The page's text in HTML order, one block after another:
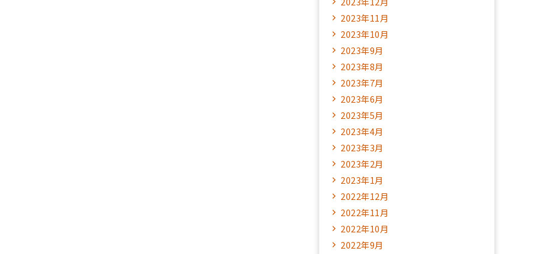
2023年11月
2023年10月
2023年9月
2023年8月
2023年7月
2023年6月
2023年5月
2023年4月
2023年3月
2023年2月
2023年1月
2022年12月
2022年11月
2022年10月
2022年9月